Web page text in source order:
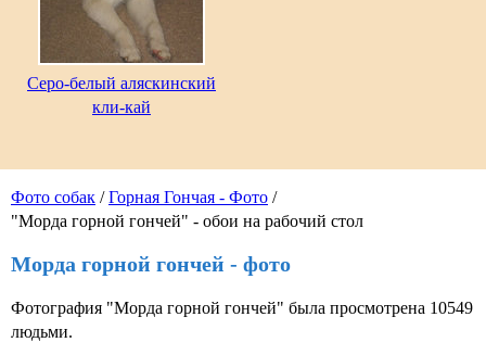
Фото собак /Горная Гончая - Фото /
"Морда горной гончей" - обои на рабочий стол
Морда горной гончей - фото
Фотография "Морда горной гончей" была просмотрена 10549
людьми.
Серо-белый аляскинский
кли-кай